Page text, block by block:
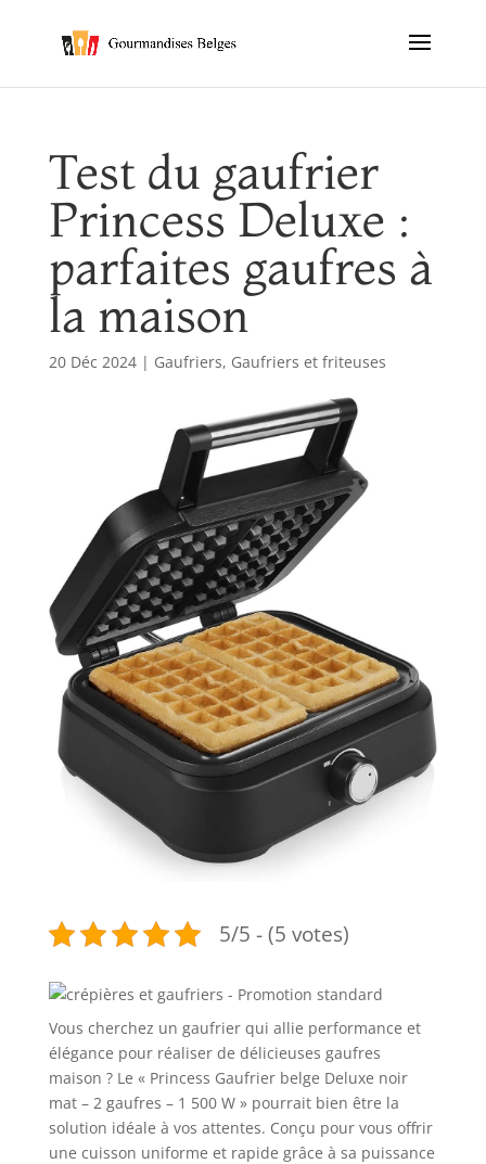
Test du gaufrier
Princess Deluxe :
parfaites gaufres à
la maison
20 Déc 2024| Gaufriers, Gaufriers et friteuses
5/5 - (5 votes)
Vous cherchez un gaufrier qui allie performance et
élégance pour réaliser de délicieuses gaufres
maison ? Le « Princess Gaufrier belge Deluxe noir
mat – 2 gaufres – 1 500 W » pourrait bien être la
solution idéale à vos attentes. Conçu pour vous offrir
une cuisson uniforme et rapide grâce à sa puissance